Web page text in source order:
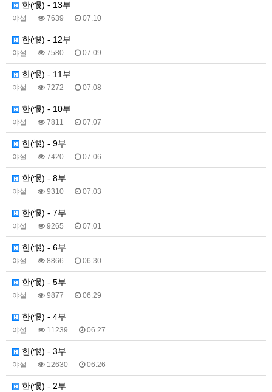
한(恨) - 13부
야설 7639 07.10
한(恨) - 12부
야설 7580 07.09
한(恨) - 11부
야설 7272 07.08
한(恨) - 10부
야설 7811 07.07
한(恨) - 9부
야설 7420 07.06
한(恨) - 8부
야설 9310 07.03
한(恨) - 7부
야설 9265 07.01
한(恨) - 6부
야설 8866 06.30
한(恨) - 5부
야설 9877 06.29
한(恨) - 4부
야설 11239 06.27
한(恨) - 3부
야설 12630 06.26
한(恨) - 2부